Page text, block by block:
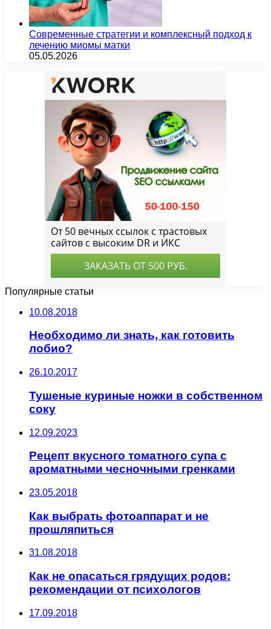
Современные стратегии и комплексный подход к
лечению миомы матки
05.05.2026
Популярные статьи
10.08.2018
Необходимо ли знать, как готовить
лобио?
26.10.2017
Тушеные куриные ножки в собственном
соку
12.09.2023
Рецепт вкусного томатного супа с
ароматными чесночными гренками
23.05.2018
Как выбрать фотоаппарат и не
прошляпиться
31.08.2018
Как не опасаться грядущих родов:
рекомендации от психологов
17.09.2018